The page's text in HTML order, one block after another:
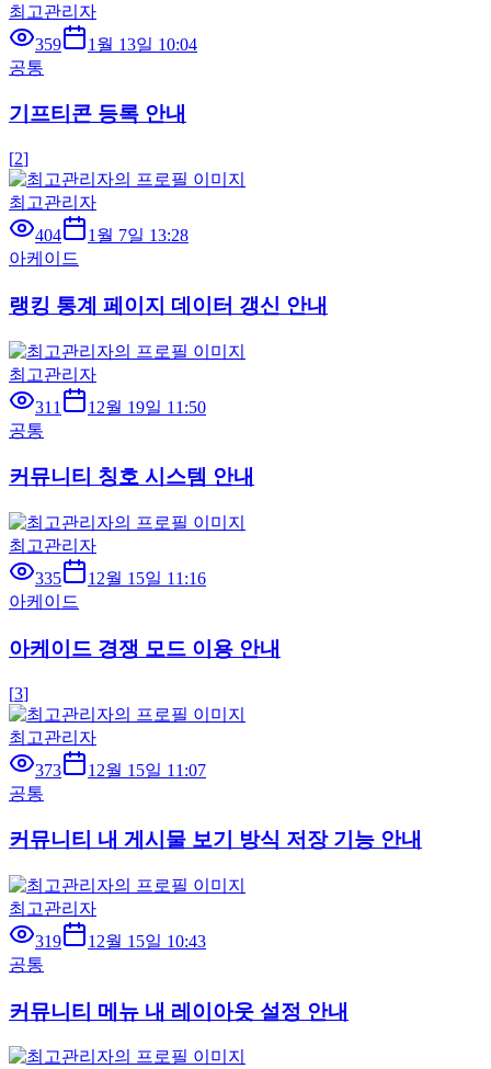
최고관리자
359
1월 13일 10:04
공통
기프티콘 등록 안내
[2]
최고관리자
404
1월 7일 13:28
아케이드
랭킹 통계 페이지 데이터 갱신 안내
최고관리자
311
12월 19일 11:50
공통
커뮤니티 칭호 시스템 안내
최고관리자
335
12월 15일 11:16
아케이드
아케이드 경쟁 모드 이용 안내
[3]
최고관리자
373
12월 15일 11:07
공통
커뮤니티 내 게시물 보기 방식 저장 기능 안내
최고관리자
319
12월 15일 10:43
공통
커뮤니티 메뉴 내 레이아웃 설정 안내